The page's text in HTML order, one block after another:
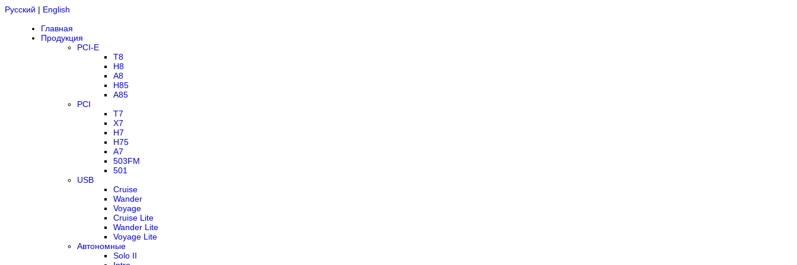
Русский | English
Главная
Продукция
PCI-E
T8
H8
A8
H85
A85
PCI
T7
X7
H7
H75
A7
503FM
501
USB
Cruise
Wander
Voyage
Cruise Lite
Wander Lite
Voyage Lite
Автономные
Solo II